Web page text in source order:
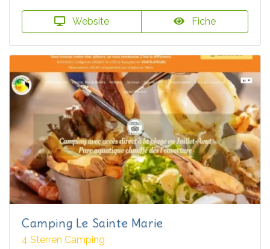
Website Fiche
Camping Le Sainte Marie
4 Sterren Camping